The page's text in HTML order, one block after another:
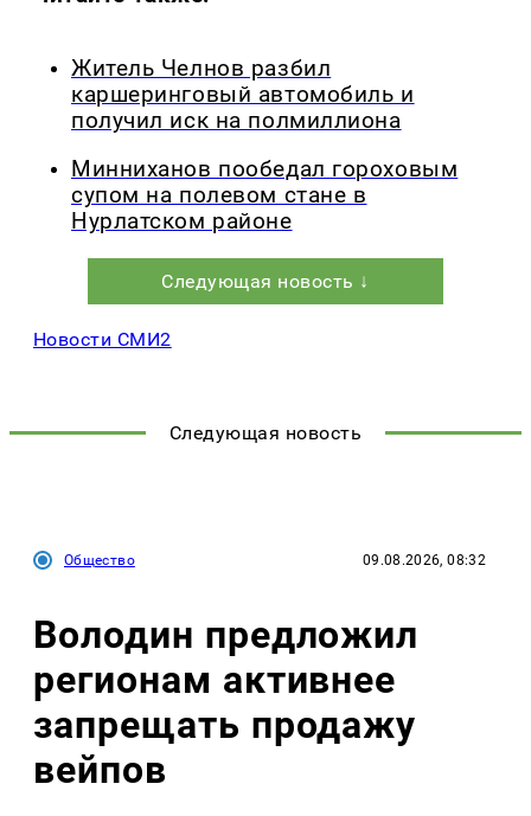
Житель Челнов разбил
каршеринговый автомобиль и
получил иск на полмиллиона
Минниханов пообедал гороховым
супом на полевом стане в
Нурлатском районе
Следующая новость ↓
Новости СМИ2
Следующая новость
Общество 09.08.2026, 08:32
Володин предложил
регионам активнее
запрещать продажу
вейпов